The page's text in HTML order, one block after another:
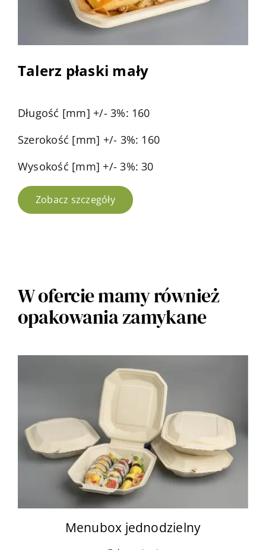
Talerz płaski mały
Długość [mm] +/- 3%: 160
Szerokość [mm] +/- 3%: 160
Wysokość [mm] +/- 3%: 30
Zobacz szczegóły
W ofercie mamy również
opakowania zamykane
Menubox jednodzielny